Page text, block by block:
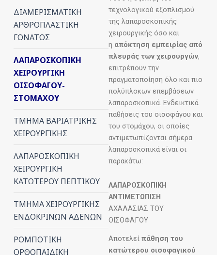
ΔΙΑΜΕΡΙΣΜΑΤΙΚΗ
ΑΡΘΡΟΠΛΑΣΤΙΚΗ
ΓΟΝΑΤΟΣ
ΛΑΠΑΡΟΣΚΟΠΙΚΗ
ΧΕΙΡΟΥΡΓΙΚΗ
ΟΙΣΟΦΑΓΟΥ-
ΣΤΟΜΑΧΟΥ
ΤΜΗΜΑ ΒΑΡΙΑΤΡΙΚΗΣ
ΧΕΙΡΟΥΡΓΙΚΗΣ
ΛΑΠΑΡΟΣΚΟΠΙΚΗ
ΧΕΙΡΟΥΡΓΙΚΗ
ΚΑΤΩΤΕΡΟΥ ΠΕΠΤΙΚΟΥ
ΤΜΗΜΑ ΧΕΙΡΟΥΡΓΙΚΗΣ
ΕΝΔΟΚΡΙΝΩΝ ΑΔΕΝΩΝ
ΡΟΜΠΟΤΙΚΗ
ΟΡΘΟΠΑΙΔΙΚΗ
τεχνολογικού εξοπλισμού
της λαπαροσκοπικής
χειρουργικής όσο και
η απόκτηση εμπειρίας από
πλευράς των χειρουργών,
επιτρέπουν την
πραγματοποίηση όλο και πιο
πολύπλοκων επεμβάσεων
λαπαροσκοπικά. Ενδεικτικά
παθήσεις του οισοφάγου και
του στομάχου, οι οποίες
αντιμετωπίζονται σήμερα
λαπαροσκοπικά είναι οι
παρακάτω:
ΛΑΠΑΡΟΣΚΟΠΙΚΗ
ΑΝΤΙΜΕΤΩΠΙΣΗ
ΑΧΑΛΑΣΙΑΣ ΤΟΥ
ΟΙΣΟΦΑΓΟΥ
Αποτελεί πάθηση του
κατώτερου οισοφαγικού